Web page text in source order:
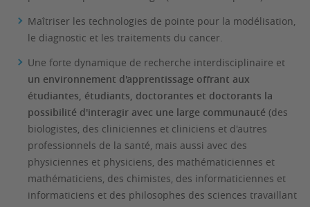
Maîtriser les technologies de pointe pour la modélisation,
le diagnostic et les traitements du cancer.
Une forte dynamique de recherche interdisciplinaire et
un environnement d'apprentissage offrant aux
étudiantes, étudiants, doctorantes et doctorants la
possibilité d'interagir avec une large communauté (des
biologistes, des cliniciennes et cliniciens et d'autres
professionnels de la santé, mais aussi avec des
physiciennes et physiciens, des mathématiciennes et
mathématiciens, des chimistes, des informaticiennes et
informaticiens et des philosophes des sciences travaillant